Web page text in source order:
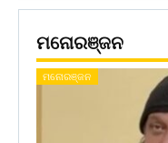
ମନୋରଞ୍ଜନ
ମନୋରଞ୍ଜନ